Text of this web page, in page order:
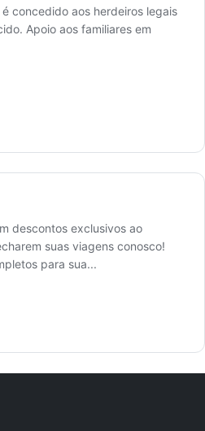
concedido aos herdeiros legais
Apoio aos familiares em
descontos exclusivos ao
suas viagens conosco!
para sua...